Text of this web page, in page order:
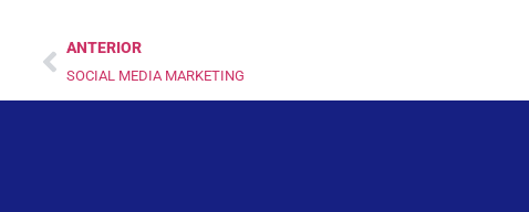
ANTERIOR
SOCIAL MEDIA MARKETING